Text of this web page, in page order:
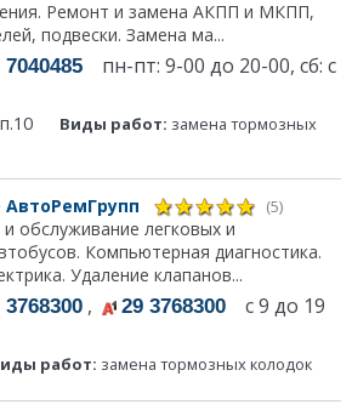
Ремонт и замена АКПП и МКПП,
подвески. Замена ма...
7040485 пн-пт: 9-00 до 20-00, сб: с
Виды работ: замена тормозных
АвтоРемГрупп (5)
обслуживание легковых и
Компьютерная диагностика.
Удаление клапанов...
3768300 , 29 3768300 с 9 до 19
работ: замена тормозных колодок